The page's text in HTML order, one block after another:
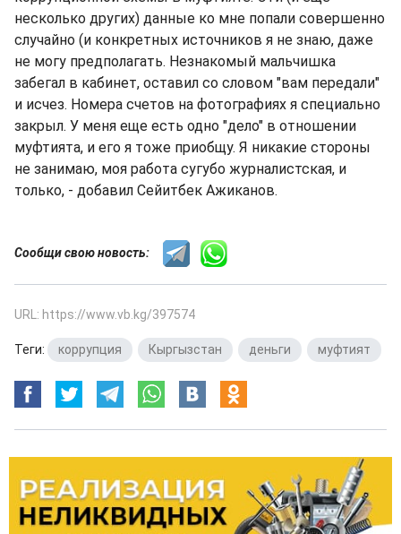
несколько других) данные ко мне попали совершенно
случайно (и конкретных источников я не знаю, даже
не могу предполагать. Незнакомый мальчишка
забегал в кабинет, оставил со словом "вам передали"
и исчез. Номера счетов на фотографиях я специально
закрыл. У меня еще есть одно "дело" в отношении
муфтията, и его я тоже приобщу. Я никакие стороны
не занимаю, моя работа сугубо журналистская, и
только, - добавил Сейитбек Ажиканов.
Сообщи свою новость:
URL: https://www.vb.kg/397574
Теги: коррупция Кыргызстан деньги муфтият